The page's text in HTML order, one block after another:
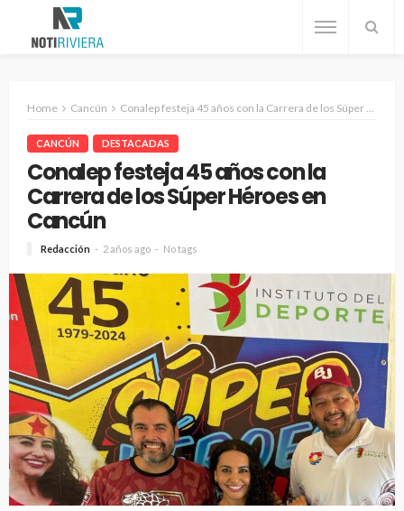
Home Cancún Conalep festeja 45 años con la Carrera de los Súper Héroes en Cancún
CANCÚN DESTACADAS
Conalep festeja 45 años con la
Carrera de los Súper Héroes en
Cancún
Redacción 2 años ago No tags